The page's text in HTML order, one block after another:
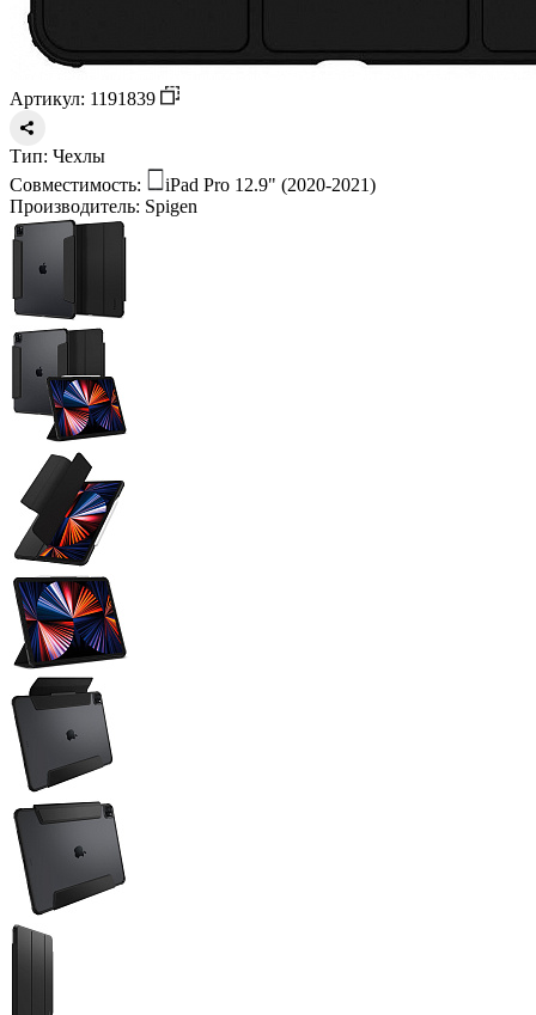
Артикул: 1191839
Тип: Чехлы
Совместимость:
iPad Pro 12.9" (2020-2021)
Производитель: Spigen